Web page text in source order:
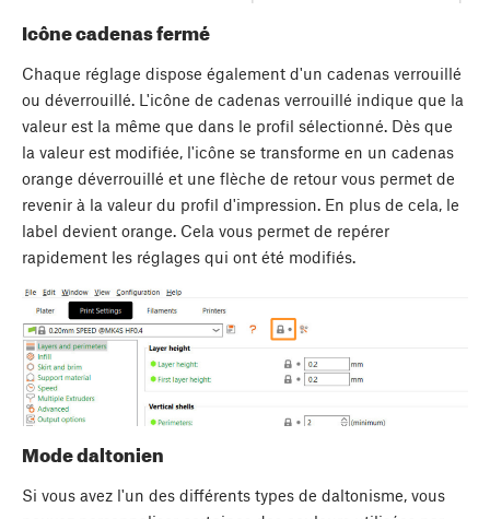
Icône cadenas fermé
Chaque réglage dispose également d'un cadenas verrouillé
ou déverrouillé. L'icône de cadenas verrouillé indique que la
valeur est la même que dans le profil sélectionné. Dès que
la valeur est modifiée, l'icône se transforme en un cadenas
orange déverrouillé et une flèche de retour vous permet de
revenir à la valeur du profil d'impression. En plus de cela, le
label devient orange. Cela vous permet de repérer
rapidement les réglages qui ont été modifiés.
Mode daltonien
Si vous avez l'un des différents types de daltonisme, vous